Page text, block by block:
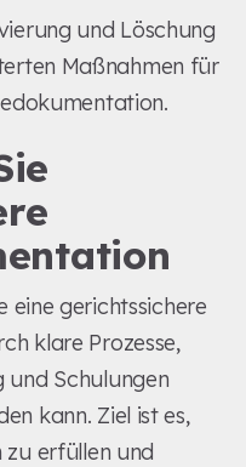
und Löschung
Maßnahmen für
eine gerichtssichere
klare Prozesse,
Schulungen
kann. Ziel ist es,
erfüllen und